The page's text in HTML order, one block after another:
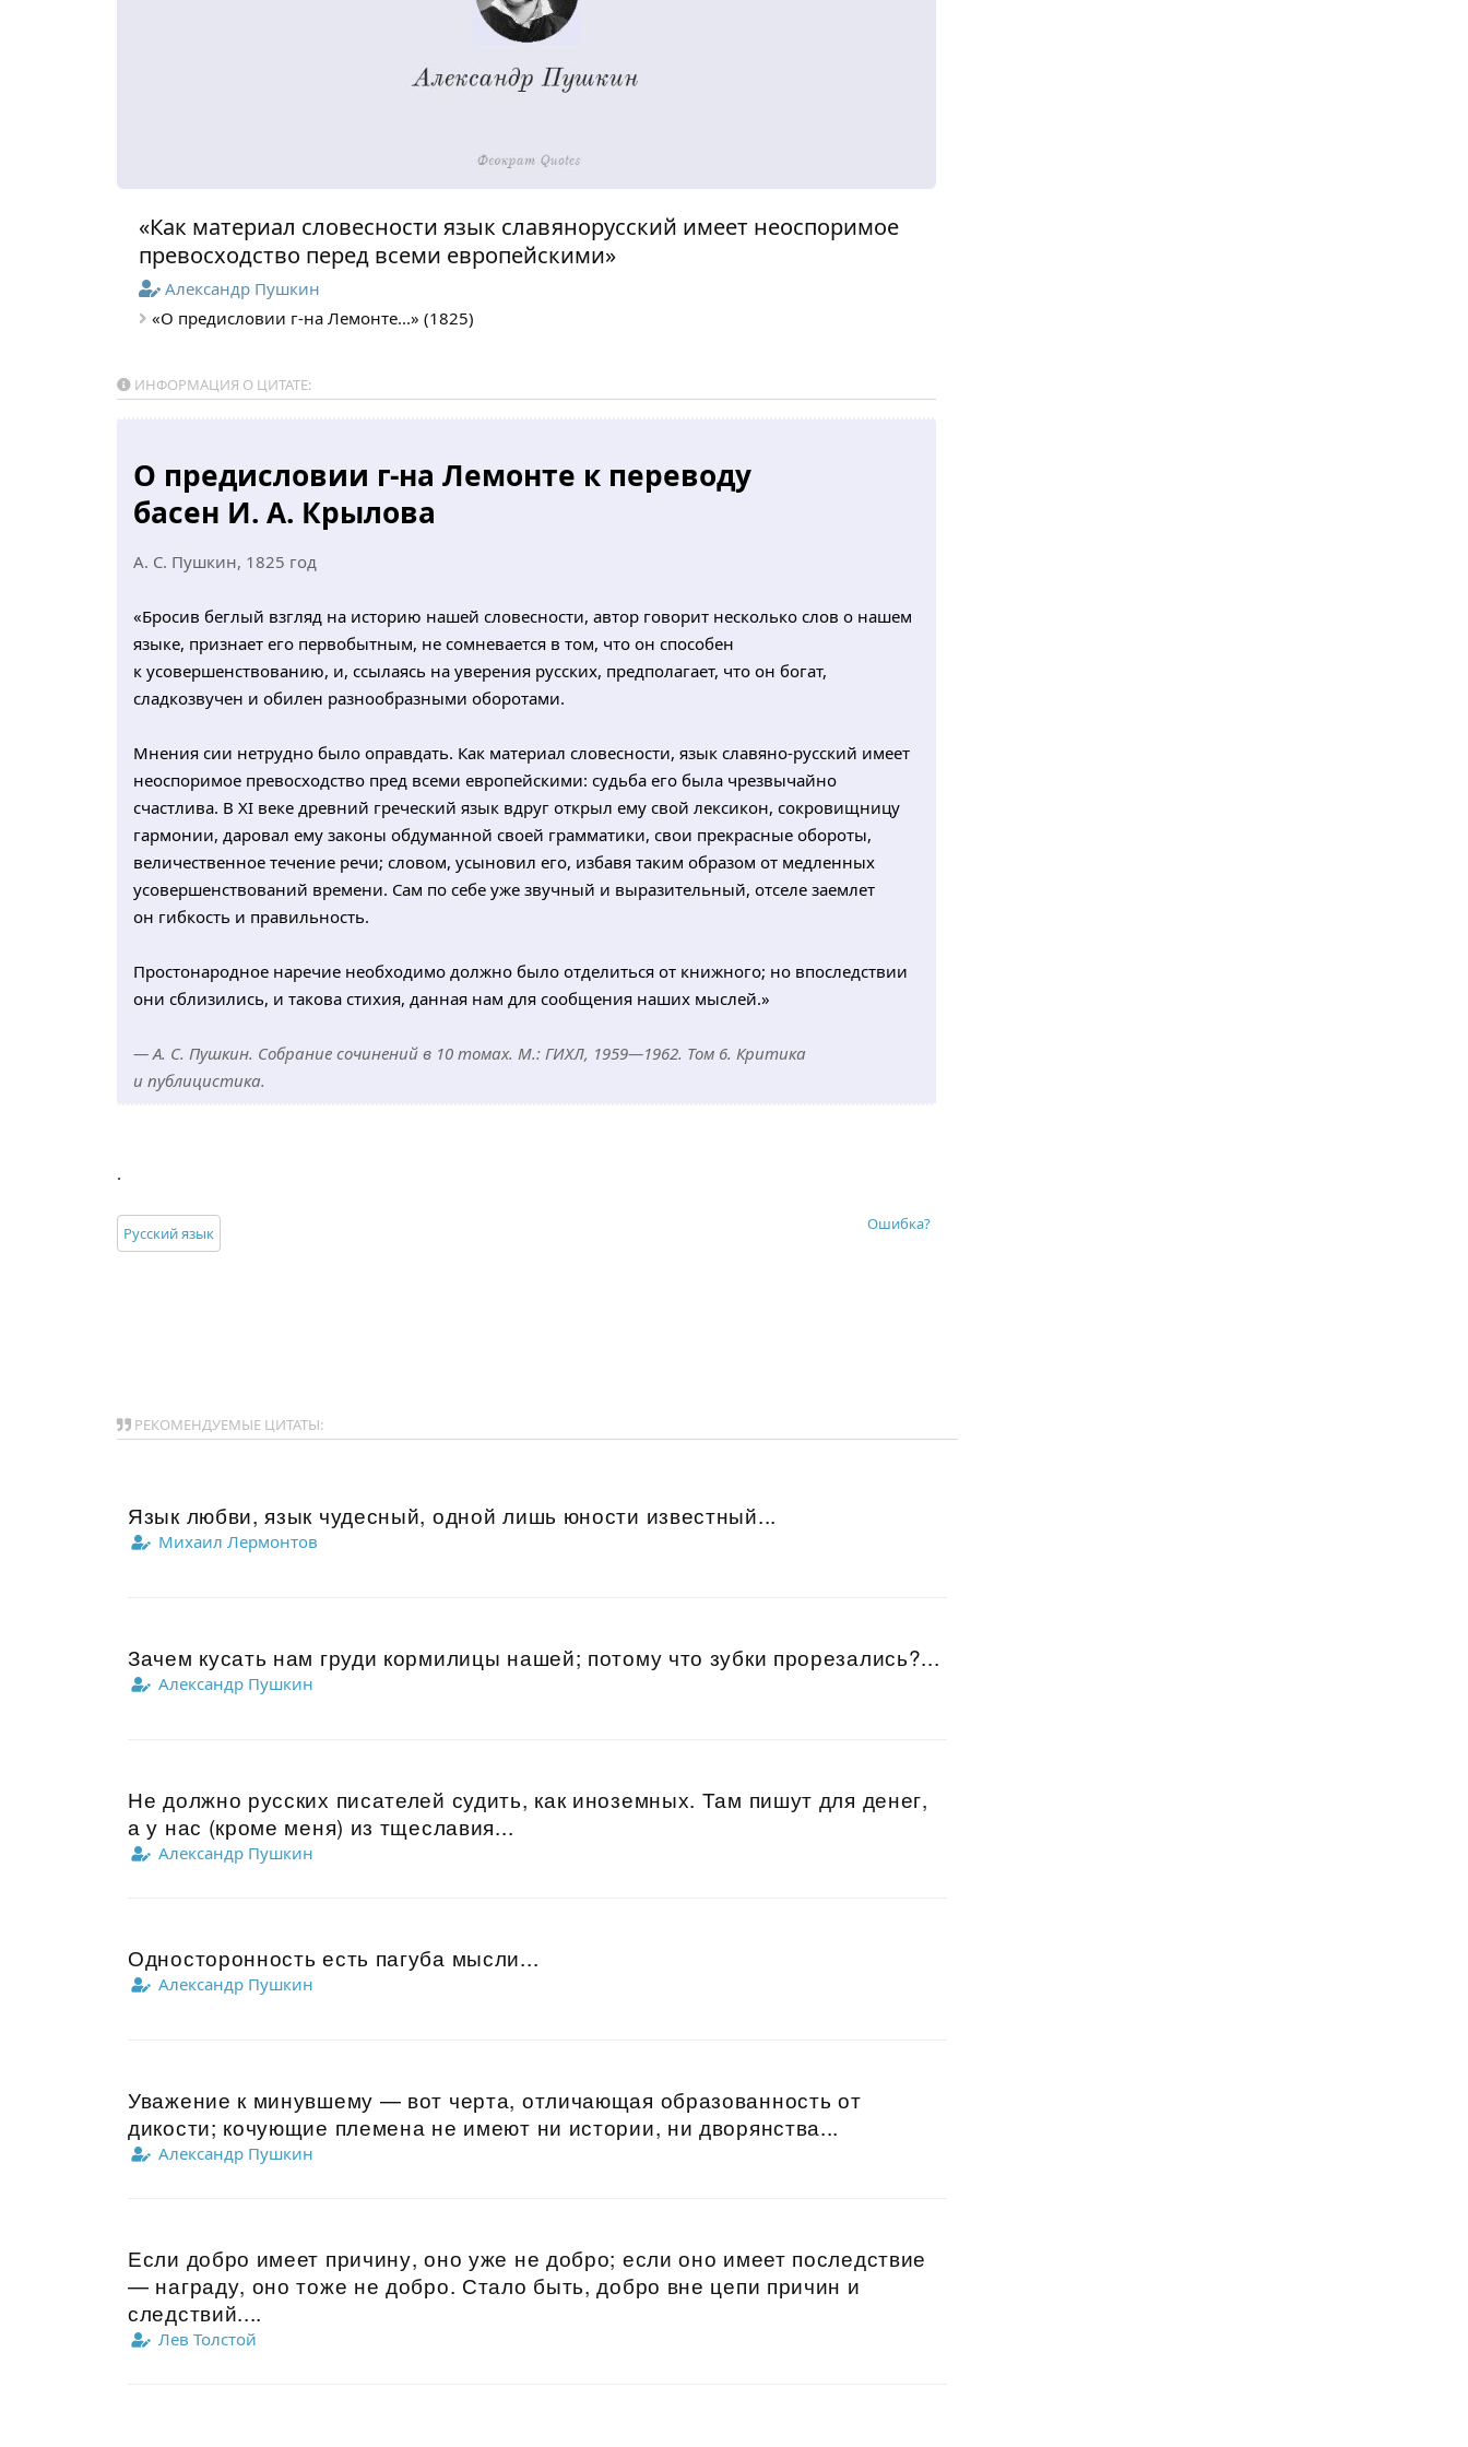
«Как материал словесности язык славянорусский имеет неоспоримое
превосходство перед всеми европейскими»
Александр Пушкин
«О предисловии г-на Лемонте...» (1825)
ИНФОРМАЦИЯ О ЦИТАТЕ:
О предисловии г-на Лемонте к переводу
басен И. А. Крылова
А. С. Пушкин, 1825 год
«Бросив беглый взгляд на историю нашей словесности, автор говорит несколько слов о нашем
языке, признает его первобытным, не сомневается в том, что он способен
к усовершенствованию, и, ссылаясь на уверения русских, предполагает, что он богат,
сладкозвучен и обилен разнообразными оборотами.
Мнения сии нетрудно было оправдать. Как материал словесности, язык славяно-русский имеет
неоспоримое превосходство пред всеми европейскими: судьба его была чрезвычайно
счастлива. В XI веке древний греческий язык вдруг открыл ему свой лексикон, сокровищницу
гармонии, даровал ему законы обдуманной своей грамматики, свои прекрасные обороты,
величественное течение речи; словом, усыновил его, избавя таким образом от медленных
усовершенствований времени. Сам по себе уже звучный и выразительный, отселе заемлет
он гибкость и правильность.
Простонародное наречие необходимо должно было отделиться от книжного; но впоследствии
они сблизились, и такова стихия, данная нам для сообщения наших мыслей.»
— А. С. Пушкин. Собрание сочинений в 10 томах. М.: ГИХЛ, 1959—1962. Том 6. Критика
и публицистика.
.
Русский язык Ошибка?
РЕКОМЕНДУЕМЫЕ ЦИТАТЫ:
Язык любви, язык чудесный, одной лишь юности известный...
Михаил Лермонтов
Зачем кусать нам груди кормилицы нашей; потому что зубки прорезались?...
Александр Пушкин
Не должно русских писателей судить, как иноземных. Там пишут для денег,
а у нас (кроме меня) из тщеславия...
Александр Пушкин
Односторонность есть пагуба мысли...
Александр Пушкин
Уважение к минувшему — вот черта, отличающая образованность от
дикости; кочующие племена не имеют ни истории, ни дворянства...
Александр Пушкин
Если добро имеет причину, оно уже не добро; если оно имеет последствие
— награду, оно тоже не добро. Стало быть, добро вне цепи причин и
следствий....
Лев Толстой